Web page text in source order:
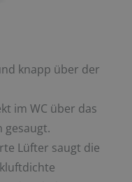
knapp über der
im WC über das
gesaugt.
Lüfter saugt die